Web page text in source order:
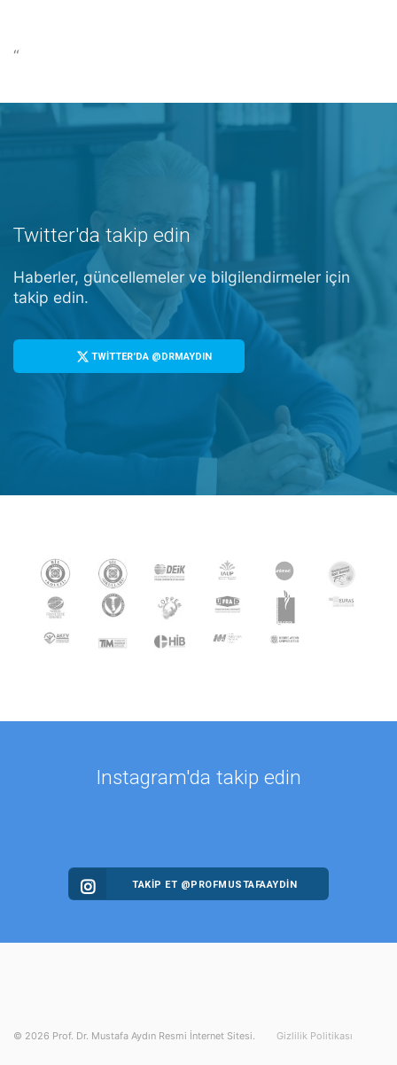
“
Twitter'da takip edin
Haberler, güncellemeler ve bilgilendirmeler için
takip edin.
TWİTTER'DA @DRMAYDIN
Instagram'da takip edin
TAKİP ET @PROFMUSTAFAAYDIN
© 2026 Prof. Dr. Mustafa Aydın Resmi İnternet Sitesi. Gizlilik Politikası